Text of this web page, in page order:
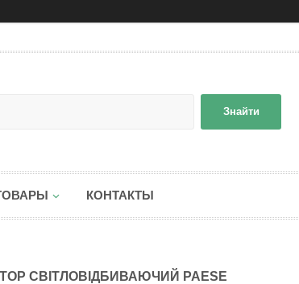
Знайти
КОНТАКТЫ
СВІТЛОВІДБИВАЮЧИЙ PAESE